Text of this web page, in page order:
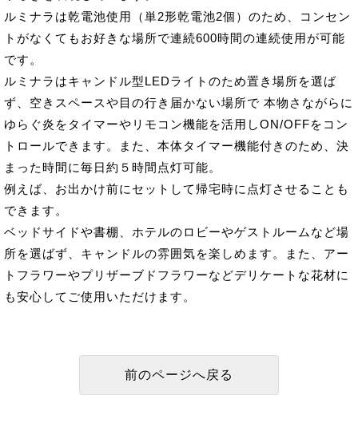
ルミナラは乾電池使用（単2形乾電池2個）のため、コンセン
トがなくてもお好きな場所で連続600時間の連続使用が可能
です。
ルミナラはキャンドル型LEDライトのため置き場所を選ば
ず、空きスペースや目の行き届かない場所で 本物さながらに
ゆらぐ炎をタイマーやリモコン機能を活用しON/OFFをコン
トロールできます。また、本体タイマー機能付きのため、決
まった時間に毎日約５時間点灯可能。
例えば、お出かけ前にセットして帰宅時に点灯させることも
できます。
ベッドサイドや書棚、ホテルのロビーやゲストルームなど場
所を選ばず、キャンドルの雰囲気を楽しめます。また、アー
トフラワーやプリザーブドフラワーなどデリケートな花材に
も安心してご使用いただけます。